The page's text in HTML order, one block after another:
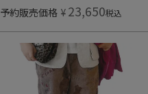
予約販売価格 ¥ 23,650税込